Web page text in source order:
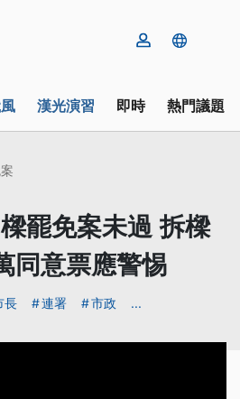
漢光演習 即時 熱門議題
罷免案未過 拆樑
同意票應警惕
長 連署 市政 ...